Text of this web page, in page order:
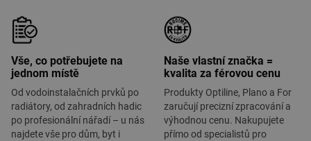
Vše, co potřebujete na
jednom místě
Od vodoinstalačních prvků po
radiátory, od zahradních hadic
po profesionální nářadí – u nás
najdete vše pro dům, byt i
Naše vlastní značka =
kvalita za férovou cenu
Produkty Optiline, Plano a For
zaručují precizní zpracování a
výhodnou cenu. Nakupujete
přímo od specialistů pro